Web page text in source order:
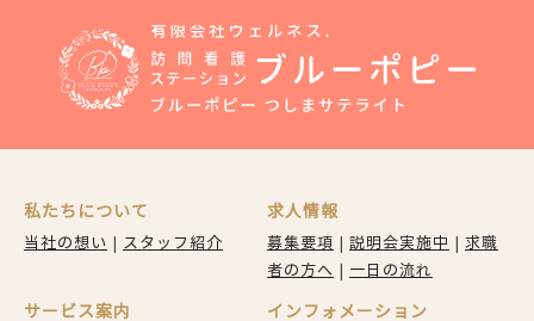
私たちについて
当社の想い スタッフ紹介
求人情報
募集要項 説明会実施中
求職
者の方へ
一日の流れ
サービス案内 インフォメーション